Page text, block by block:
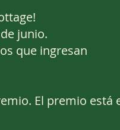
junio.
que ingresan
El premio está